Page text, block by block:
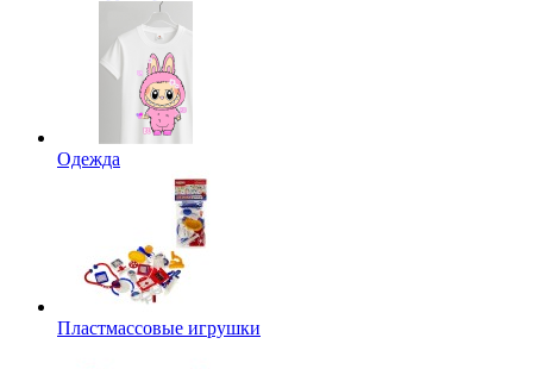
Одежда
Пластмассовые игрушки